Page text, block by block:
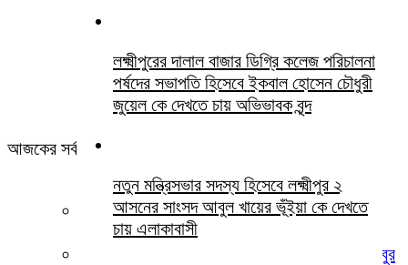
লক্ষ্মীপুরের দালাল বাজার ডিগ্রি কলেজ পরিচালনা
পর্ষদের সভাপতি হিসেবে ইকবাল হোসেন চৌধুরী
জুয়েল কে দেখতে চায় অভিভাবক বৃন্দ
নতুন মন্ত্রিসভার সদস্য হিসেবে লক্ষ্মীপুর ২
আসনের সাংসদ আবুল খায়ের ভূঁইয়া কে দেখতে
চায় এলাকাবাসী
আজকের সর্বশেষ সবখবর
খামোশী বড় চিৎকার
লক্ষ্মীপুর জেলা জজ আদালতের সিনিয়র আইনজীবী হাসিবুর